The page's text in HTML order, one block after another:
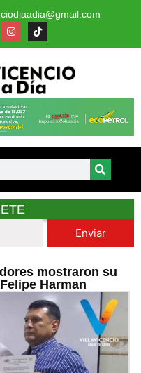
Enviar
mostraron su
Harman